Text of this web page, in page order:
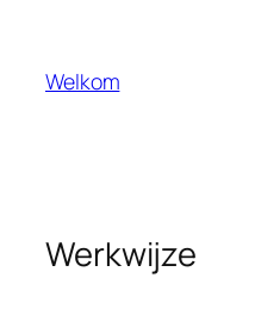
Welkom
Werkwijze